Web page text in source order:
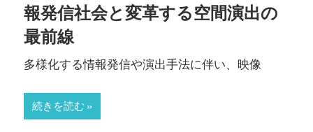
報発信社会と変革する空間演出の
最前線
多様化する情報発信や演出手法に伴い、映像
続きを読む